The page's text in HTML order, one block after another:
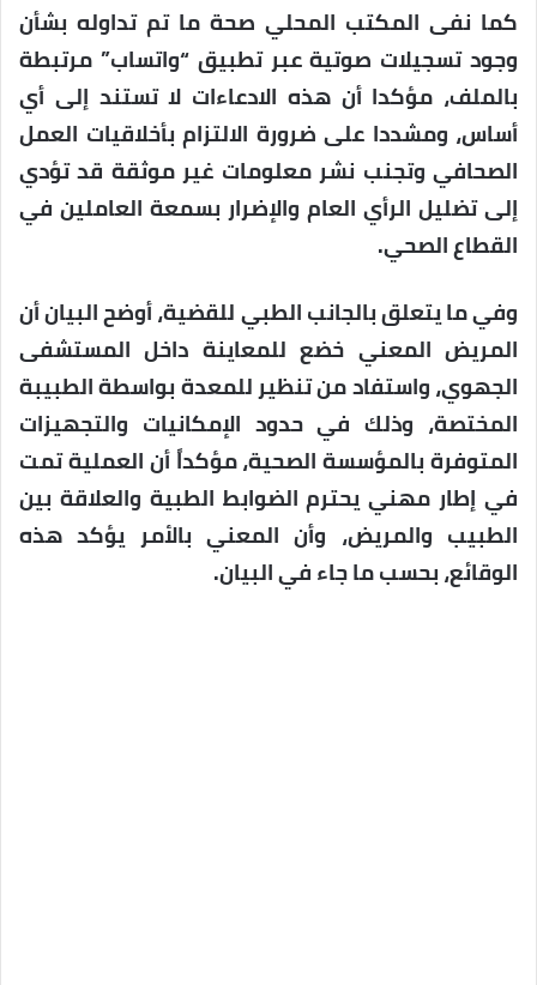
كما نفى المكتب المحلي صحة ما تم تداوله بشأن
وجود تسجيلات صوتية عبر تطبيق “واتساب” مرتبطة
بالملف، مؤكدا أن هذه الادعاءات لا تستند إلى أي
أساس، ومشددا على ضرورة الالتزام بأخلاقيات العمل
الصحافي وتجنب نشر معلومات غير موثقة قد تؤدي
إلى تضليل الرأي العام والإضرار بسمعة العاملين في
القطاع الصحي.
وفي ما يتعلق بالجانب الطبي للقضية، أوضح البيان أن
المريض المعني خضع للمعاينة داخل المستشفى
الجهوي، واستفاد من تنظير للمعدة بواسطة الطبيبة
المختصة، وذلك في حدود الإمكانيات والتجهيزات
المتوفرة بالمؤسسة الصحية، مؤكداً أن العملية تمت
في إطار مهني يحترم الضوابط الطبية والعلاقة بين
الطبيب والمريض، وأن المعني بالأمر يؤكد هذه
الوقائع، بحسب ما جاء في البيان.